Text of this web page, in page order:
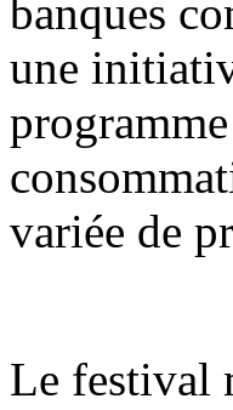
banques
une
variée de
Le festival